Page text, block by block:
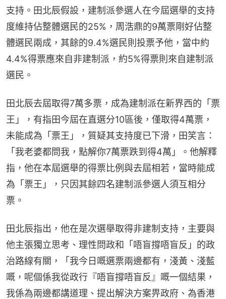
支持。田北辰假設，建制派參選人在今屆選舉的支持
度維持佔整體選民的25%，周浩鼎的9萬票剛好佔整
體選民兩成，其餘的9.4%選民則投票予他，當中約
4.4%得票應來自非建制派，約5%得票則來自建制派
選民。
田北辰去屆取得7萬多票，成為建制派在新界西的「票
王」，有指田今屆在直選分10區後，僅取得4萬票，
未能成為「票王」，質疑其支持度已下滑，田笑言：
「我老婆都問我，點解你7萬票跌到得4萬」。他解釋
指，他在本屆選舉的得票比例與去屆相若，當時能成
為「票王」，只因其餘四名建制派參選人須互相分
票。
田北辰指出，他在是次選舉取得非建制支持，主要與
他主張獨立思考、理性問政和「唔盲撐唔盲反」的政
治路線有關，「我今日嘅選票兩邊都有，淺黃、淺藍
嘅，呢個係我從政行『唔盲撐唔盲反』嘅一個結果，
我係為兩邊都講道理、提出解決方案畀政府、為香港